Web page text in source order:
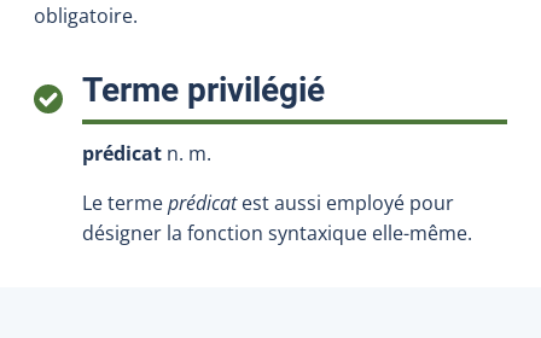
obligatoire.
Terme privilégié:
prédicat n. m.
Le termeprédicatest aussi employé pour
désigner la fonction syntaxique elle-même.